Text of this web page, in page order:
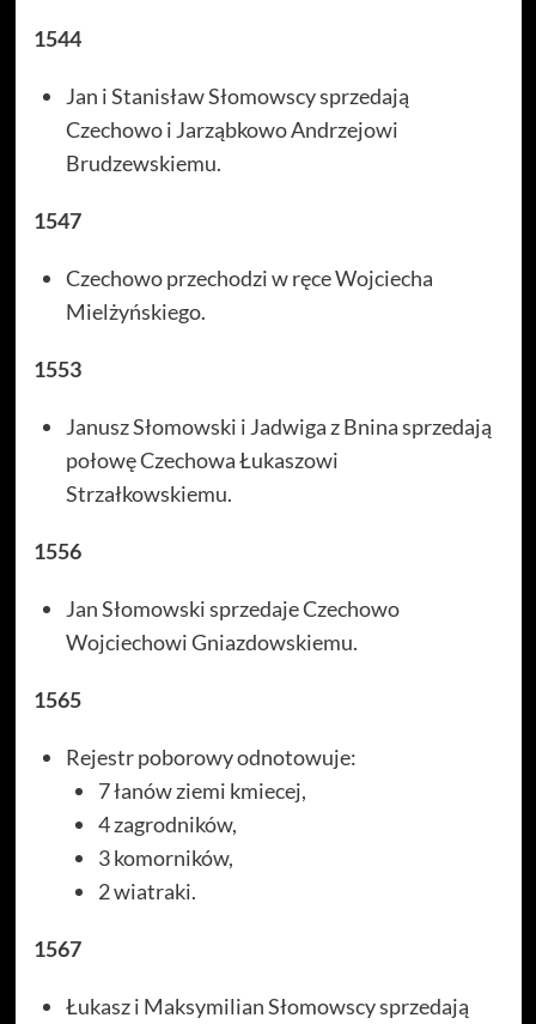
1544
Jan i Stanisław Słomowscy sprzedają
Czechowo i Jarząbkowo Andrzejowi
Brudzewskiemu.
1547
Czechowo przechodzi w ręce Wojciecha
Mielżyńskiego.
1553
Janusz Słomowski i Jadwiga z Bnina sprzedają
połowę Czechowa Łukaszowi
Strzałkowskiemu.
1556
Jan Słomowski sprzedaje Czechowo
Wojciechowi Gniazdowskiemu.
1565
Rejestr poborowy odnotowuje:
7 łanów ziemi kmiecej,
4 zagrodników,
3 komorników,
2 wiatraki.
1567
Łukasz i Maksymilian Słomowscy sprzedają